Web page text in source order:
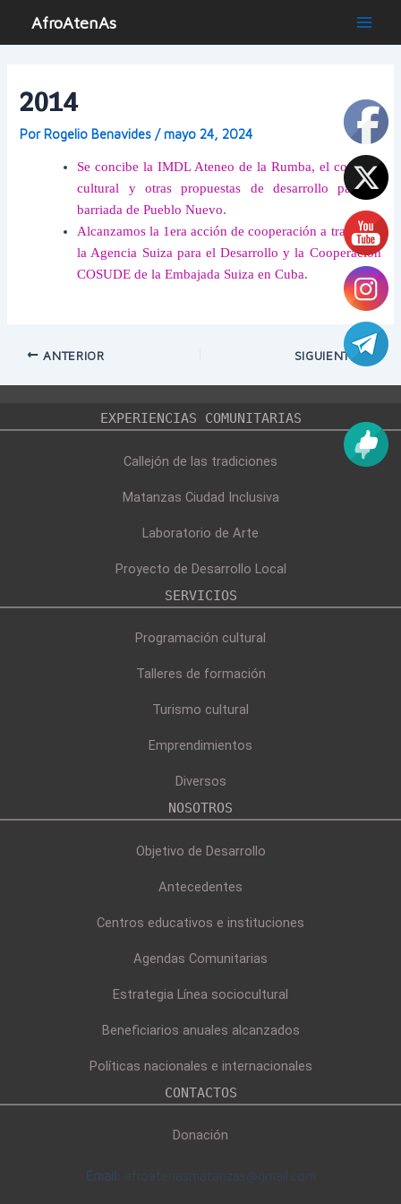
AfroAtenAs
Main
2014
Por Rogelio Benavides /mayo 24, 2024
Se concibe la IMDL Ateneo de la Rumba, el corredor
cultural y otras propuestas de desarrollo para la
barriada de Pueblo Nuevo.
Alcanzamos la 1era acción de cooperación a través de
la Agencia Suiza para el Desarrollo y la Cooperación
COSUDE de la Embajada Suiza en Cuba.
NavegaciónANTERIOR SIGUIENTE
EXPERIENCIAS COMUNITARIAS
Callejón de las tradiciones
Matanzas Ciudad Inclusiva
Laboratorio de Arte
Proyecto de Desarrollo Local
SERVICIOS
Programación cultural
Talleres de formación
Turismo cultural
Emprendimientos
Diversos
NOSOTROS
Objetivo de Desarrollo
Antecedentes
Centros educativos e instituciones
Agendas Comunitarias
Estrategia Línea sociocultural
Beneficiarios anuales alcanzados
Políticas nacionales e internacionales
CONTACTOS
Donación
Email: afroatenasmatanzas@gmail.com